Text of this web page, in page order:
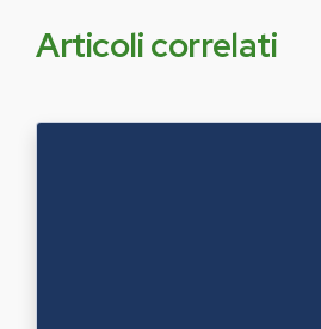
Articoli correlati